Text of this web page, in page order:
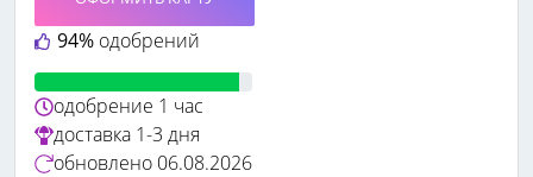
94% одобрений
одобрение 1 час
доставка 1-3 дня
обновлено 06.08.2026